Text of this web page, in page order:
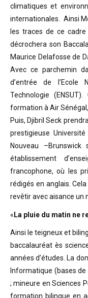
climatiques et
internationales. Ainsi
les traces de ce
décrochera son
Maurice Delafosse de
Avec ce parchemin
d’entrée de l’Ecole
Technologie
formation à Air
Puis, Djibril Seck
prestigieuse
Nouveau
établissement
francophone, où les
rédigés en anglais.
revêtir avec aisance un
«La pluie du matin ne
Ainsi le teigneux et
baccalauréat ès
années d’études. La
Informatique (bases
; mineure en Sciences
formation bilingue en